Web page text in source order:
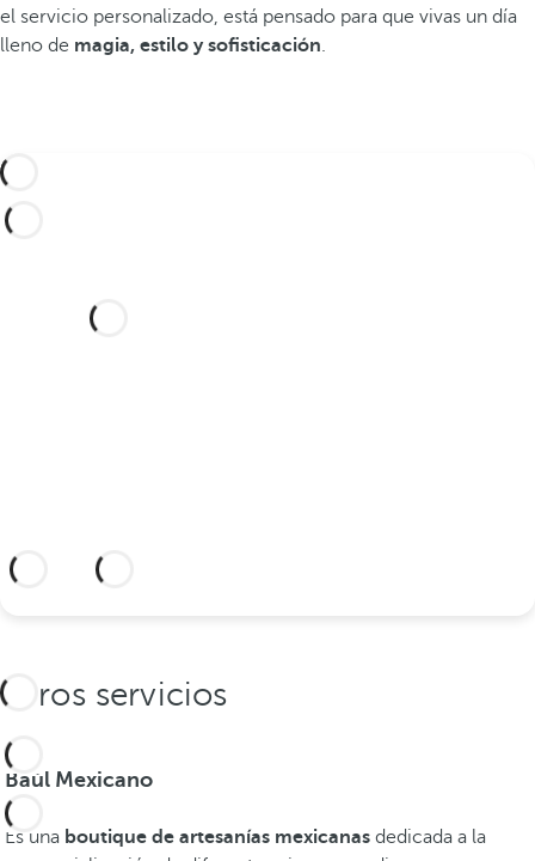
el servicio personalizado, está pensado para que vivas un día
lleno de magia, estilo y sofisticación.
¿Te gustaría celebrar tu boda
Otros servicios
Baúl Mexicano
Es una boutique de artesanías mexicanas dedicada a la